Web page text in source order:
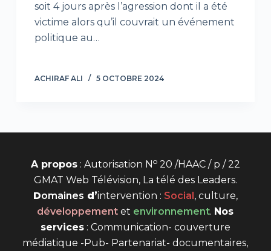
soit 4 jours après l’agression dont il a été
victime alors qu’il couvrait un événement
politique au…
ACHIRAF ALI 5 OCTOBRE 2024
A propos: Autorisation N o20 /HAAC / p / 22
GMAT Web Télévision, La télé des Leaders.
Domaines d’intervention : Social , culture,
développement et environnement. Nos
services: Communication- couverture
médiatique -Pub- Partenariat- documentaires,